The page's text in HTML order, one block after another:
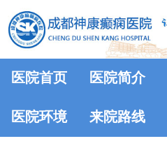
医院首页 医院简介
医院环境 来院路线